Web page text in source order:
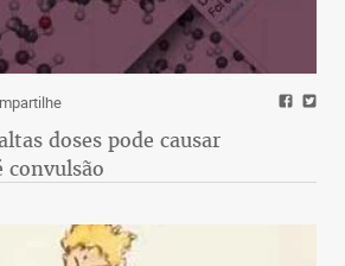
doses pode causar
convulsão